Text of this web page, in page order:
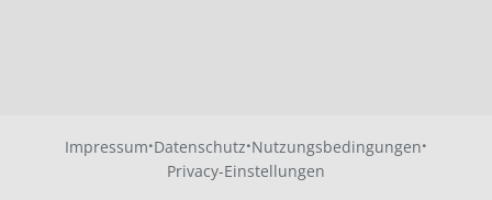
Impressum·Datenschutz·Nutzungsbedingungen·
Privacy-Einstellungen